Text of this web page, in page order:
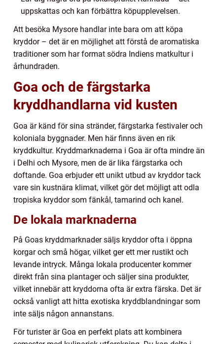
uppskattas och kan förbättra köpupplevelsen.
Att besöka Mysore handlar inte bara om att köpa
kryddor – det är en möjlighet att förstå de aromatiska
traditioner som har format södra Indiens matkultur i
århundraden.
Goa och de färgstarka
kryddhandlarna vid kusten
Goa är känd för sina stränder, färgstarka festivaler och
koloniala byggnader. Men här finns även en rik
kryddkultur. Kryddmarknaderna i Goa är ofta mindre än
i Delhi och Mysore, men de är lika färgstarka och
doftande. Goa erbjuder ett unikt utbud av kryddor tack
vare sin kustnära klimat, vilket gör det möjligt att odla
tropiska kryddor som fänkål, tamarind och kanel.
De lokala marknaderna
På Goas kryddmarknader säljs kryddor ofta i öppna
korgar och små högar, vilket ger ett mer rustikt och
levande intryck. Många lokala producenter kommer
direkt från sina plantager och säljer sina produkter,
vilket innebär att kryddorna ofta är extra färska. Det är
också vanligt att hitta exotiska kryddblandningar som
inte säljs någon annanstans.
För turister är Goa en perfekt plats att kombinera